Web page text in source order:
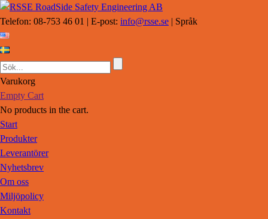
Telefon: 08-753 46 01 | E-post: info@rsse.se | Språk
Varukorg
Empty Cart
No products in the cart.
Start
Produkter
Leverantörer
Nyhetsbrev
Om oss
Miljöpolicy
Kontakt